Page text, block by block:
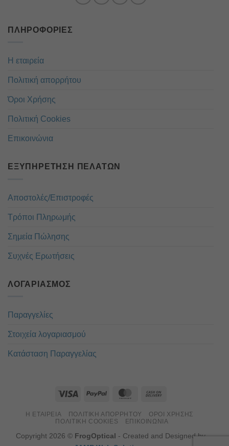
ΠΛΗΡΟΦΟΡΊΕΣ
Η εταιρεία
Πολιτική απορρήτου
Όροι Χρήσης
Πολιτική Cookies
Επικοινώνια
ΕΞΥΠΗΡΈΤΗΣΗ ΠΕΛΑΤΏΝ
Αποστολές/Επιστροφές
Τρόποι Πληρωμής
Σημεία Πώλησης
Συχνές Ερωτήσεις
ΛΟΓΑΡΙΑΣΜΌΣ
Παραγγελίες
Στοιχεία λογαριασμού
Κατάσταση Παραγγελίας
Η ΕΤΑΙΡΕΊΑ ΠΟΛΙΤΙΚΉ ΑΠΟΡΡΉΤΟΥ
ΌΡΟΙ ΧΡΉΣΗΣ
ΠΟΛΙΤΙΚΉ COOKIES
ΕΠΙΚΟΙΝΏΝΙΑ
Copyright 2026 © FrogOptical - Created and Designed by